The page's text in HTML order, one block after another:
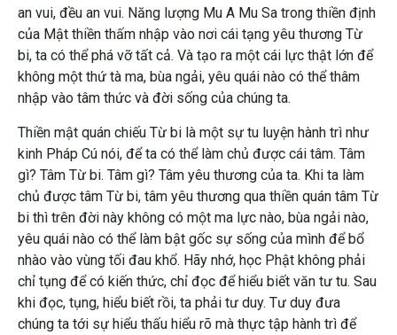
an vui, đều an vui. Năng lượng Mu A Mu Sa trong thiền định
của Mật thiền thấm nhập vào nơi cái tạng yêu thương Từ
bi, ta có thể phá vỡ tất cả. Và tạo ra một cái lực thật lớn để
không một thứ tà ma, bùa ngải, yêu quái nào có thể thâm
nhập vào tâm thức và đời sống của chúng ta.
Thiền mật quán chiếu Từ bi là một sự tu luyện hành trì như
kinh Pháp Cú nói, để ta có thể làm chủ được cái tâm. Tâm
gì? Tâm Từ bi. Tâm gì? Tâm yêu thương của ta. Khi ta làm
chủ được tâm Từ bi, tâm yêu thương qua thiền quán tâm Từ
bi thì trên đời này không có một ma lực nào, bùa ngải nào,
yêu quái nào có thể làm bật gốc sự sống của mình để bổ
nhào vào vùng tối đau khổ. Hãy nhớ, học Phật không phải
chỉ tụng để có kiến thức, chỉ đọc để hiểu biết văn tư tu. Sau
khi đọc, tụng, hiểu biết rồi, ta phải tư duy. Tư duy đưa
chúng ta tới sự hiểu thấu hiểu rõ mà thực tập hành trì để